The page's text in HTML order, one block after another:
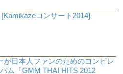
コンサート2014]
が日本人ファンのためのコンピレ
ム「GMM THAI HITS 2012